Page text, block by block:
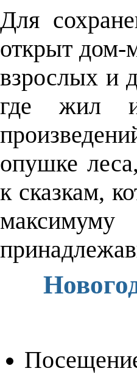
Для
открыт дом-
взрослых и
где жил и
опушке
к сказкам,